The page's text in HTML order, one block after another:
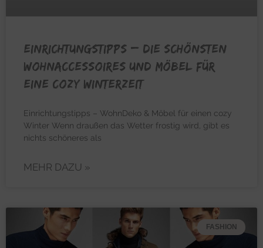
EINRICHTUNGSTIPPS – Die schönsten
Wohnaccessoires und Möbel für
eine cozy Winterzeit
Einrichtungstipps – WohnDeko & Möbel für einen cozy
Winter Wenn draußen das Wetter frostig wird, gibt es
nichts schöneres als
MEHR DAZU »
FASHION